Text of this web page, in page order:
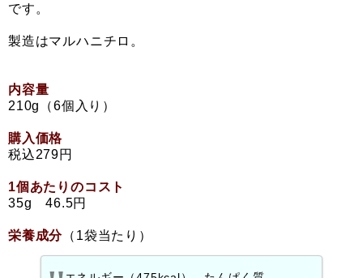
です。
製造はマルハニチロ。
内容量
210g（6個入り）
購入価格
税込279円
1個あたりのコスト
35g 46.5円
栄養成分 （1袋当たり）